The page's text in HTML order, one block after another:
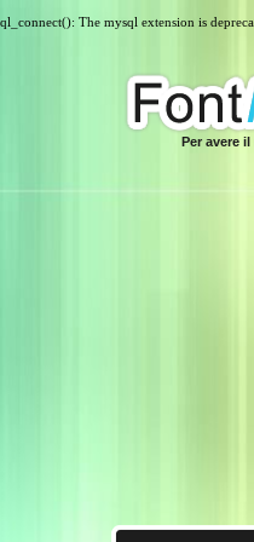
The mysql extension is
Per avere